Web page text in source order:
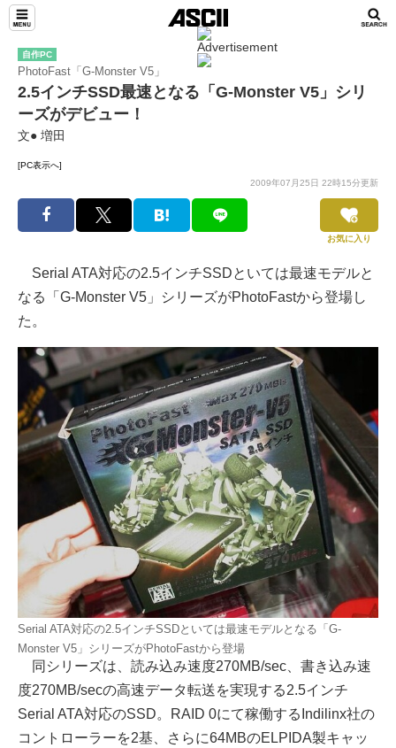
自作PC
PhotoFast「G-Monster V5」
2.5インチSSD最速となる「G-Monster V5」シリ
ーズがデビュー！
文● 増田
[PC表示へ]
2009年07月25日 22時15分更新
お気に入り
Serial ATA対応の2.5インチSSDといては最速モデルと
なる「G-Monster V5」シリーズがPhotoFastから登場し
た。
Serial ATA対応の2.5インチSSDといては最速モデルとなる「G-
Monster V5」シリーズがPhotoFastから登場
同シリーズは、読み込み速度270MB/sec、書き込み速
度270MB/secの高速データ転送を実現する2.5インチ
Serial ATA対応のSSD。RAID 0にて稼働するIndilinx社の
コントローラーを2基、さらに64MBのELPIDA製キャッ